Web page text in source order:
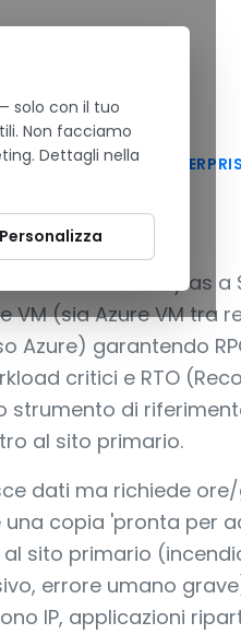
RECOVERY
Disaster Recovery as a
VM (sia Azure VM tra
Azure) garantendo
critici e RTO
strumento di
al sito primario.
dati ma richiede
una copia 'pronta per
sito primario
errore umano
IP, applicazioni
solo con il tuo
Non facciamo
Dettagli nella
Personalizza